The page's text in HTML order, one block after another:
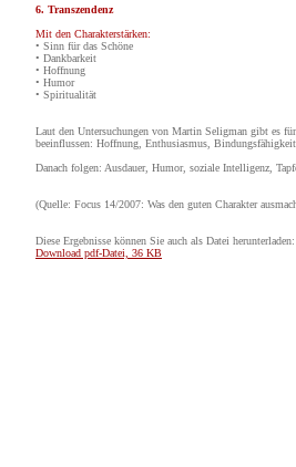
6. Transzendenz
Mit den Charakterstärken:
• Sinn für das Schöne
• Dankbarkeit
• Hoffnung
• Humor
• Spiritualität
Laut den Untersuchungen von Martin Seligman gibt es
beeinflussen: Hoffnung, Enthusiasmus,
Danach folgen: Ausdauer, Humor, soziale Intelligenz,
(Quelle: Focus 14/2007: Was den guten Charakter
Diese Ergebnisse können Sie auch als Datei herunterladen:
Download pdf-Datei, 36 KB